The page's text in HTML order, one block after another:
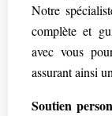
Notre
complète et
avec vous
assurant ainsi
Soutien